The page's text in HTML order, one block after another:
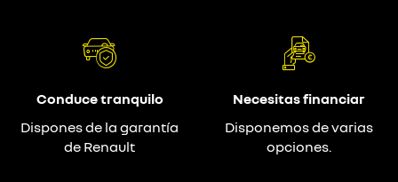
Conduce tranquilo
Dispones de la garantía
de Renault
Necesitas financiar
Disponemos de varias
opciones.